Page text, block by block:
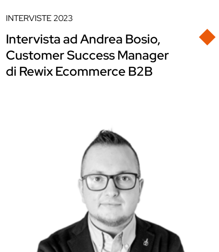
INTERVISTE 2023
Intervista ad Andrea Bosio,
Customer Success Manager
di Rewix Ecommerce B2B